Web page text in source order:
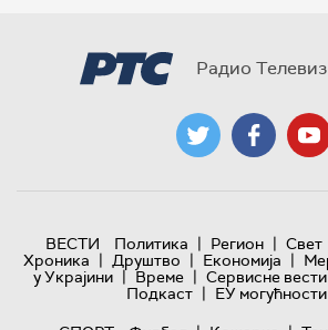
Радио
ВЕСТИ Политика | Регион | Свет
Хроника | Друштво | Економија |
у Украјини | Време | Сервисне вести
Подкаст | ЕУ